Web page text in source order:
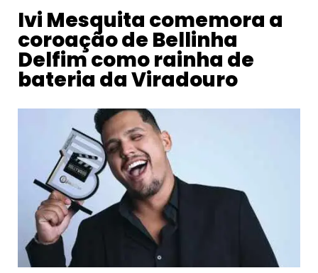
Ivi Mesquita comemora a
coroação de Bellinha
Delfim como rainha de
bateria da Viradouro